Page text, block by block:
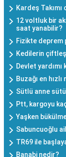
Kardeş
12 voltluk bir
saat yanabilir?
Fizikte deprem
Kedilerin
Devlet yardımı
Buzağı en
Sütlü anne
Ptt, kargoyu
Yaşken
Sabuncuoğlu
TR69 ile
Banabi nedir?